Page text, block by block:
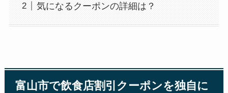
気になるクーポンの詳細は？
富山市で飲食店割引クーポンを独自に